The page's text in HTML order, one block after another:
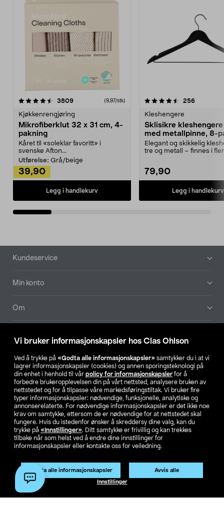
Vi bruker informasjonskapsler hos Clas Ohlson
Ved å trykke på «Godta alle informasjonskapsler» samtykker du i at vi
lagrer informasjonskapsler (cookies) og annen sporingsteknologi på
din enhet i henhold til vår policy for informasjonskapsler for å
forbedre brukeropplevelsen din på vårt nettsted, analysere bruken av
nettstedet og for å tilpasse våre markedsføringstiltak. Vi bruker fire
typer informasjonskapsler: nødvendige, funksjonelle, analytiske og
annonserelaterte. For nødvendige informasjonskapsler er det ikke noe
krav om samtykke, ettersom de er nødvendige for at nettstedet skal
fungere. Hvis du istedenfor ønsker å skreddersy dine valg, kan du
trykke på «Innstillinger». Ditt samtykke er frivillig og kan trekkes
tilbake når som helst ved å endre dine innstillinger for
informasjonskapsler eller kontakte oss for veiledning.
Godta alle informasjonskapsler Avvis alle
Innstillinger
3809anmeldelser(9,97/stk)
Kjøkkenrengjøring
Mikrofiberklut 32 x 31 cm, 4-
pakning
Kåret til «soleklar favoritt» i
svenske Afton...
Utførelse: Grå/beige
39,90
Legg i handlekurv
4.5av 5 stjerner 256
Kleshengere
Sklisikre
med metallpinne, 8-
Elegant og skikkelig
tre og metall – finnes i
79,90
Legg i handlekurv
4.5av 5 stjerner
Bunntekst
Kundeservice
Min konto
Om
Våre selskaper
Finn din butikk
SE NO FI
Privacy statement Medlemsvilkår Kjøpsvilkår
For bedrifter
Endre til priser ekskl. moms